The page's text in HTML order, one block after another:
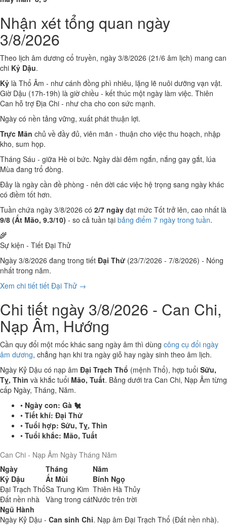
Nhận xét tổng quan ngày
3/8/2026
Theo lịch âm dương cổ truyền, ngày 3/8/2026 (21/6 âm lịch) mang can
chi Kỷ Dậu.
Kỷ là Thổ Âm - như cánh đồng phì nhiêu, lặng lẽ nuôi dưỡng vạn vật.
Giờ Dậu (17h-19h) là giờ chiều - kết thúc một ngày làm việc. Thiên
Can hỗ trợ Địa Chi - như cha cho con sức mạnh.
Ngày có nền tảng vững, xuất phát thuận lợi.
Trực Mãn chủ về đầy đủ, viên mãn - thuận cho việc thu hoạch, nhập
kho, sum họp.
Tháng Sáu - giữa Hè oi bức. Ngày dài đêm ngắn, nắng gay gắt, lúa
Mùa đang trổ đòng.
Đây là ngày cần đề phòng - nên dời các việc hệ trọng sang ngày khác
có điềm tốt hơn.
Tuần chứa ngày 3/8/2026 có 2/7 ngày đạt mức Tốt trở lên, cao nhất là
9/8 (Ất Mão, 9.3/10) - so cả tuần tại bảng điểm 7 ngày trong tuần.
🌾
Sự kiện - Tiết Đại Thử
Ngày 3/8/2026 đang trong tiết Đại Thử (23/7/2026 - 7/8/2026) - Nóng
nhất trong năm.
Xem chi tiết tiết Đại Thử →
Chi tiết ngày 3/8/2026 - Can Chi,
Nạp Âm, Hướng
Cần quy đổi một mốc khác sang ngày âm thì dùng công cụ đổi ngày
âm dương, chẳng hạn khi tra ngày giỗ hay ngày sinh theo âm lịch.
Ngày Kỷ Dậu có nạp âm Đại Trạch Thổ (mệnh Thổ), hợp tuổi Sửu,
Tỵ, Thìn và khắc tuổi Mão, Tuất. Bảng dưới tra Can Chi, Nạp Âm từng
cấp Ngày, Tháng, Năm.
• Ngày con: Gà 🐔
• Tiết khí: Đại Thử
• Tuổi hợp: Sửu, Tỵ, Thìn
• Tuổi khắc: Mão, Tuất
Can Chi - Nạp Âm Ngày Tháng Năm
Ngày
Tháng
Năm
Kỷ Dậu
Ất Mùi
Bính Ngọ
Đại Trạch ThổSa Trung Kim Thiên Hà Thủy
Đất nền nhà Vàng trong cátNước trên trời
Ngũ Hành
Ngày Kỷ Dậu - Can sinh Chi. Nạp âm Đại Trạch Thổ (Đất nền nhà).